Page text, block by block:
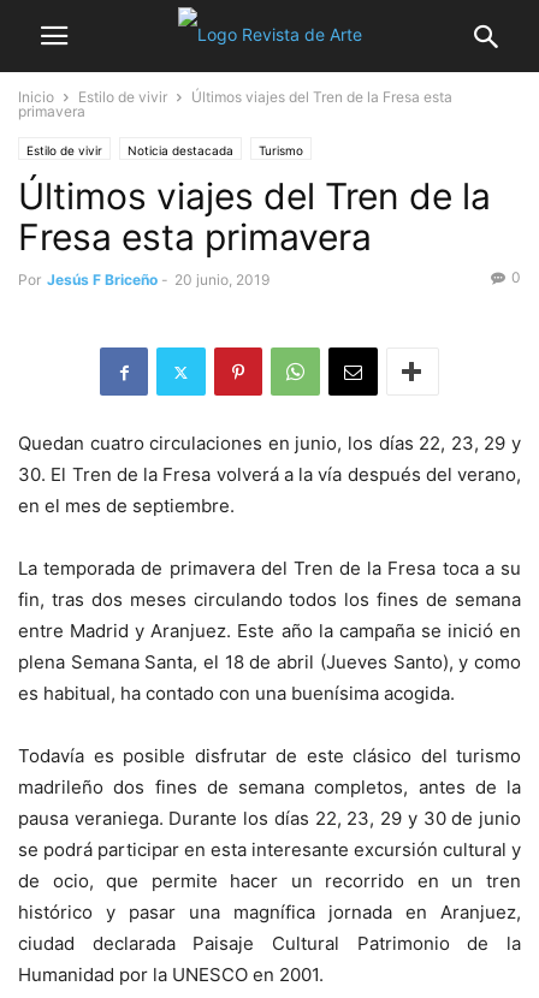
Inicio Estilo de vivir
Últimos viajes del Tren de la Fresa esta
primavera
Estilo de vivir Noticia destacada Turismo
Últimos viajes del Tren de la
Fresa esta primavera
Por Jesús F Briceño - 20 junio, 2019 0
Quedan cuatro circulaciones en junio, los días 22, 23, 29 y
30. El Tren de la Fresa volverá a la vía después del verano,
en el mes de septiembre.
La temporada de primavera del Tren de la Fresa toca a su
fin, tras dos meses circulando todos los fines de semana
entre Madrid y Aranjuez. Este año la campaña se inició en
plena Semana Santa, el 18 de abril (Jueves Santo), y como
es habitual, ha contado con una buenísima acogida.
Todavía es posible disfrutar de este clásico del turismo
madrileño dos fines de semana completos, antes de la
pausa veraniega. Durante los días 22, 23, 29 y 30 de junio
se podrá participar en esta interesante excursión cultural y
de ocio, que permite hacer un recorrido en un tren
histórico y pasar una magnífica jornada en Aranjuez,
ciudad declarada Paisaje Cultural Patrimonio de la
Humanidad por la UNESCO en 2001.